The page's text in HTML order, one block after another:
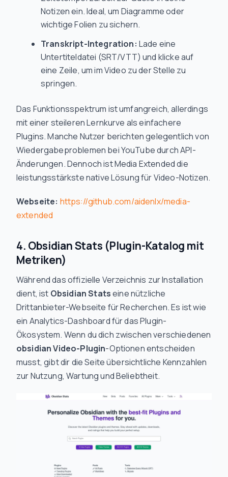
Notizen ein. Ideal, um Diagramme oder
wichtige Folien zu sichern.
Transkript-Integration: Lade eine
Untertiteldatei (SRT/VTT) und klicke auf
eine Zeile, um im Video zu der Stelle zu
springen.
Das Funktionsspektrum ist umfangreich, allerdings
mit einer steileren Lernkurve als einfachere
Plugins. Manche Nutzer berichten gelegentlich von
Wiedergabeproblemen bei YouTube durch API-
Änderungen. Dennoch ist Media Extended die
leistungsstärkste native Lösung für Video-Notizen.
Webseite: https://github.com/aidenlx/media-
extended
4. Obsidian Stats (Plugin-Katalog mit
Metriken)
Während das offizielle Verzeichnis zur Installation
dient, ist Obsidian Statseine nützliche
Drittanbieter-Webseite für Recherchen. Es ist wie
ein Analytics-Dashboard für das Plugin-
Ökosystem. Wenn du dich zwischen verschiedenen
obsidian Video-Plugin-Optionen entscheiden
musst, gibt dir die Seite übersichtliche Kennzahlen
zur Nutzung, Wartung und Beliebtheit.